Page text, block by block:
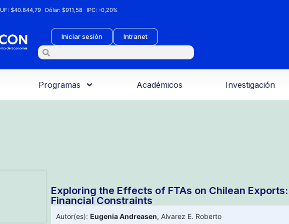
UF:$40.844,79 Dólar:$911,58 IPC:-0,20%
Iniciar sesión Intranet
Programas Académicos Investigación
Exploring the Effects of FTAs on Chilean
Financial Constraints
Autor(es): Eugenia Andreasen, Alvarez E. Roberto